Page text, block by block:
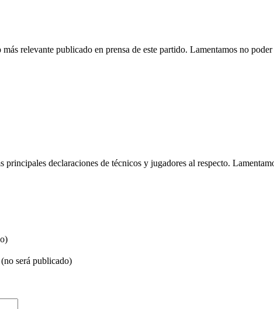
relevante publicado en prensa de este partido. Lamentamos no
declaraciones de técnicos y jugadores al respecto.
será publicado)